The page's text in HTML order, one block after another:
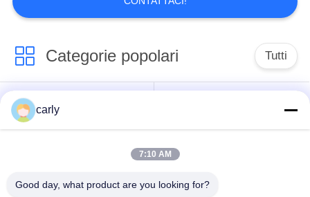
vantiamo su essere compagni affidabili ai
Categorie popolari Tutti
Taglierine dello
scarificatore
Tagliatori PCD
carly
7:10 AM
Good day, what product are you looking for?